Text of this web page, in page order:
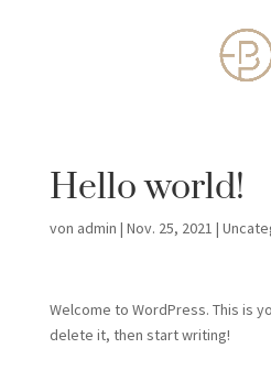
Hello world!
von admin | Nov. 25, 2021 |
Welcome to WordPress. This is
delete it, then start writing!